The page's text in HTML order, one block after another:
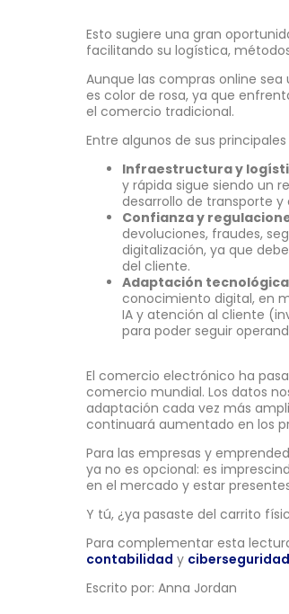
Esto sugiere una gran
facilitando su logística,
Aunque las compras online
es color de rosa, ya que
el comercio tradicional.
Entre algunos de sus
Infraestructura y
y rápida sigue siendo un
desarrollo de transporte y
Confianza y
devoluciones, fraudes,
digitalización, ya que
del cliente.
Adaptación
conocimiento digital, en
IA y atención al cliente
para poder seguir
El comercio electrónico ha
comercio mundial. Los datos
adaptación cada vez más
continuará aumentado en los
Para las empresas y
ya no es opcional: es
en el mercado y estar
Y tú, ¿ya pasaste del carrito
Para complementar esta
contabilidad y
Escrito por: Anna Jordan